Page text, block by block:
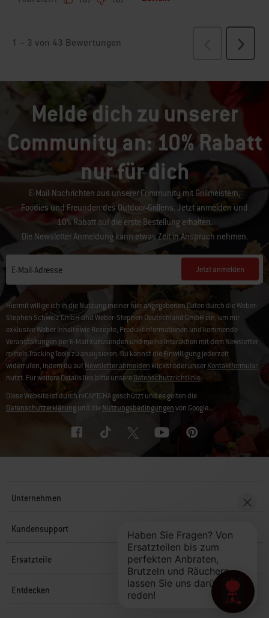
Melde dich zu unserer
Community an: 10% Rabatt
nur für dich
E-Mail-Nachrichten aus unserer Community mit Grillmeistern,
Foodies und Freunden des Outdoor-Grillens. Jetzt anmelden und
10% Rabatt auf die erste Bestellung erhalten.
Die Newsletter Anmeldung kann etwas Zeit in Anspruch nehmen.
E-Mail-Adresse Jetzt anmelden
Hiermit willige ich in die Nutzung meiner hier angegebenen Daten durch die Weber-
Stephen Schweiz GmbH und Weber-Stephen Deutschland GmbH ein, um mir
exklusive Weber Inhalte wie Rezepte, Produktinformationen und kommende
Veranstaltungen per E-Mail zuzusenden und meine Interaktion mit dem Newsletter
mittels Tracking Tools zu analysieren. Du kannst die Einwilligung jederzeit
widerrufen, indem du aufNewsletter abmelden klickst oder unserKontaktformular
nutzt. Für weitere Details lies bitte unsereDatenschutzrichtlinie.
Diese Website ist durch reCAPTCHA geschützt und es gelten die
Datenschutzerklärungund dieNutzungsbedingungenvon Google.
Unternehmen
Kundensupport
Ersatzteile
Entdecken